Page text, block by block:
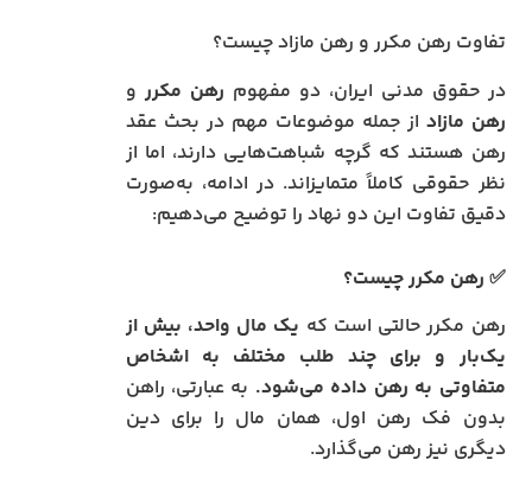
تفاوت رهن مکرر و رهن مازاد چیست؟
در حقوق مدنی ایران، دو مفهوم رهن مکرر و
رهن مازاد از جمله موضوعات مهم در بحث عقد
رهن هستند که گرچه شباهت‌هایی دارند، اما از
نظر حقوقی کاملاً متمایز‌اند. در ادامه، به‌صورت
دقیق تفاوت این دو نهاد را توضیح می‌دهیم:
✅ رهن مکرر چیست؟
رهن مکرر حالتی است که یک مال واحد، بیش از
یک‌بار و برای چند طلب مختلف به اشخاص
متفاوتی به رهن داده می‌شود. به عبارتی، راهن
بدون فک رهن اول، همان مال را برای دین
دیگری نیز رهن می‌گذارد.